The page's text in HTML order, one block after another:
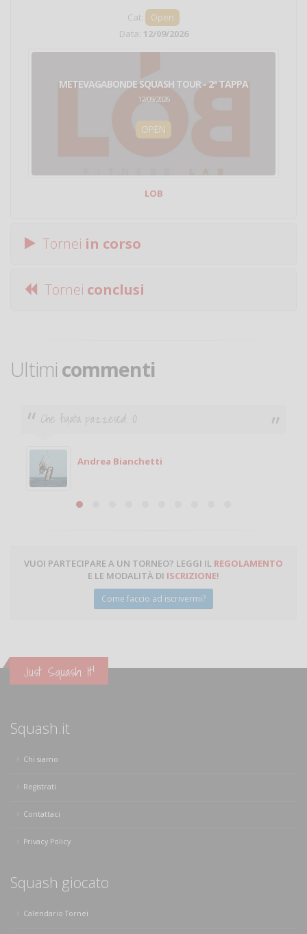
Cat:
Open
Data: 12/09/2026
METEVAGABONDE SQUASH TOUR - 2ª TAPPA
12/09/2026
OPEN
LOB
Tornei in corso
Tornei conclusi
Ultimi commenti
Che figata pazzesca! :O
Andrea Bianchetti
VUOI PARTECIPARE A UN TORNEO? LEGGI IL REGOLAMENTO
E LE MODALITÀ DI ISCRIZIONE!
Come faccio ad iscrivermi?
Just Squash It!
Squash.it
Chi siamo
Registrati
Contattaci
Privacy Policy
Squash giocato
Calendario Tornei